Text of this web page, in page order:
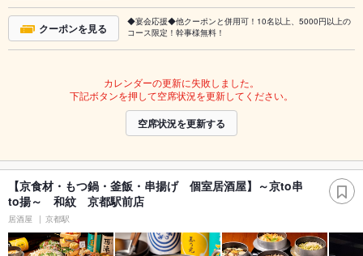
クーポンを見る
◆宴会応援◆他クーポンと併用可！10名以上、5000円以上の
コース限定！幹事様無料！
カレンダーの更新に失敗しました。
下記ボタンを押して空席状況を更新してください。
空席状況を更新する
【京食材・もつ鍋・釜飯・串揚げ 個室居酒屋】～京to串
to揚～ 和紋 京都駅前店
居酒屋 京都駅